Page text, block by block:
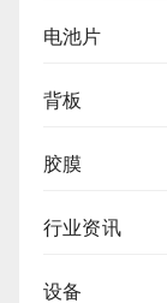
电池片
背板
胶膜
行业资讯
设备